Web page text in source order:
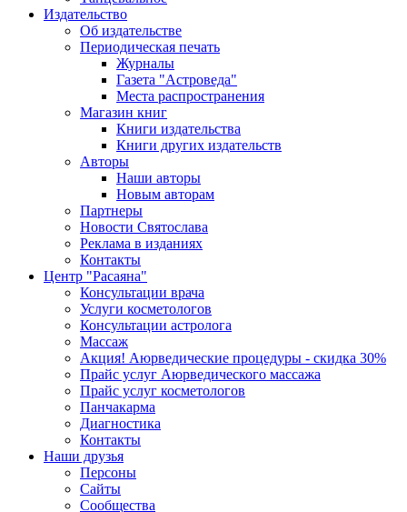
Издательство
Об издательстве
Периодическая печать
Журналы
Газета "Астроведа"
Места распространения
Магазин книг
Книги издательства
Книги других издательств
Авторы
Наши авторы
Новым авторам
Партнеры
Новости Святослава
Реклама в изданиях
Контакты
Центр "Расаяна"
Консультации врача
Услуги косметологов
Консультации астролога
Массаж
Акция! Аюрведические процедуры - скидка 30%
Прайс услуг Аюрведического массажа
Прайс услуг косметологов
Панчакарма
Диагностика
Контакты
Наши друзья
Персоны
Сайты
Сообщества